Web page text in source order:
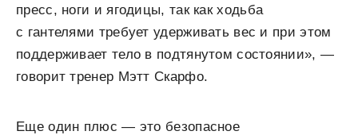
пресс, ноги и ягодицы, так как ходьба
с гантелями требует удерживать вес и при этом
поддерживает тело в подтянутом состоянии», —
говорит тренер Мэтт Скарфо.
Еще один плюс — это безопасное